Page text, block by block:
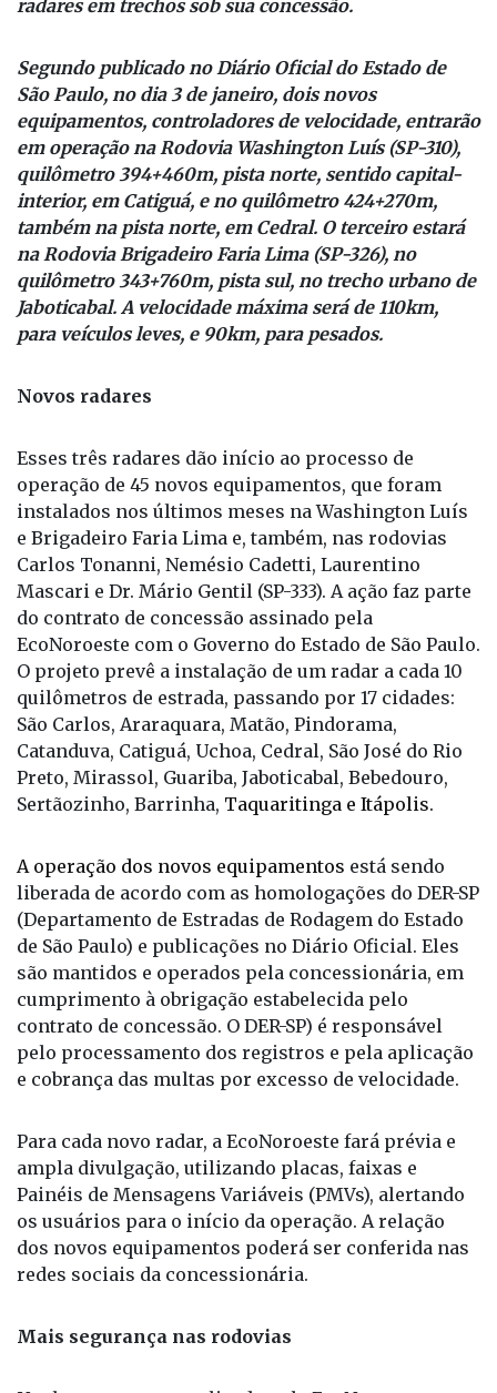
radares em trechos sob sua concessão.
Segundo publicado no Diário Oficial do Estado de
São Paulo, no dia 3 de janeiro, dois novos
equipamentos, controladores de velocidade, entrarão
em operação na Rodovia Washington Luís (SP-310),
quilômetro 394+460m, pista norte, sentido capital-
interior, em Catiguá, e no quilômetro 424+270m,
também na pista norte, em Cedral. O terceiro estará
na Rodovia Brigadeiro Faria Lima (SP-326), no
quilômetro 343+760m, pista sul, no trecho urbano de
Jaboticabal. A velocidade máxima será de 110km,
para veículos leves, e 90km, para pesados.
Novos radares
Esses três radares dão início ao processo de
operação de 45 novos equipamentos, que foram
instalados nos últimos meses na Washington Luís
e Brigadeiro Faria Lima e, também, nas rodovias
Carlos Tonanni, Nemésio Cadetti, Laurentino
Mascari e Dr. Mário Gentil (SP-333). A ação faz parte
do contrato de concessão assinado pela
EcoNoroeste com o Governo do Estado de São Paulo.
O projeto prevê a instalação de um radar a cada 10
quilômetros de estrada, passando por 17 cidades:
São Carlos, Araraquara, Matão, Pindorama,
Catanduva, Catiguá, Uchoa, Cedral, São José do Rio
Preto, Mirassol, Guariba, Jaboticabal, Bebedouro,
Sertãozinho, Barrinha, Taquaritinga e Itápolis.
A operação dos novos equipamentos está sendo
liberada de acordo com as homologações do DER-SP
(Departamento de Estradas de Rodagem do Estado
de São Paulo) e publicações no Diário Oficial. Eles
são mantidos e operados pela concessionária, em
cumprimento à obrigação estabelecida pelo
contrato de concessão. O DER-SP) é responsável
pelo processamento dos registros e pela aplicação
e cobrança das multas por excesso de velocidade.
Para cada novo radar, a EcoNoroeste fará prévia e
ampla divulgação, utilizando placas, faixas e
Painéis de Mensagens Variáveis (PMVs), alertando
os usuários para o início da operação. A relação
dos novos equipamentos poderá ser conferida nas
redes sociais da concessionária.
Mais segurança nas rodovias